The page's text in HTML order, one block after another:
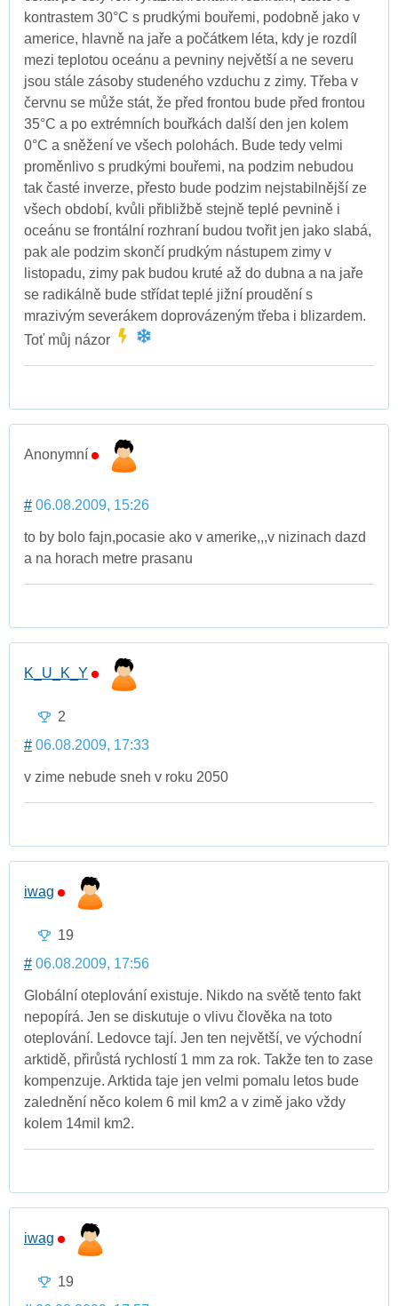
kontrastem 30°C s prudkými bouřemi, podobně jako v
americe, hlavně na jaře a počátkem léta, kdy je rozdíl
mezi teplotou oceánu a pevniny největší a ne severu
jsou stále zásoby studeného vzduchu z zimy. Třeba v
červnu se může stát, že před frontou bude před frontou
35°C a po extrémních bouřkách další den jen kolem
0°C a sněžení ve všech polohách. Bude tedy velmi
proměnlivo s prudkými bouřemi, na podzim nebudou
tak časté inverze, přesto bude podzim nejstabilnější ze
všech období, kvůli přibližbě stejně teplé pevnině i
oceánu se frontální rozhraní budou tvořit jen jako slabá,
pak ale podzim skončí prudkým nástupem zimy v
listopadu, zimy pak budou kruté až do dubna a na jaře
se radikálně bude střídat teplé jižní proudění s
mrazivým severákem doprovázeným třeba i blizardem.
Toť můj názor
Anonymní
# 06.08.2009, 15:26
to by bolo fajn,pocasie ako v amerike,,,v nizinach dazd
a na horach metre prasanu
K_U_K_Y
2
# 06.08.2009, 17:33
v zime nebude sneh v roku 2050
iwag
19
# 06.08.2009, 17:56
Globální oteplování existuje. Nikdo na světě tento fakt
nepopírá. Jen se diskutuje o vlivu člověka na toto
oteplování. Ledovce tají. Jen ten největší, ve východní
arktidě, přirůstá rychlostí 1 mm za rok. Takže ten to zase
kompenzuje. Arktida taje jen velmi pomalu letos bude
zalednění něco kolem 6 mil km2 a v zimě jako vždy
kolem 14mil km2.
iwag
19